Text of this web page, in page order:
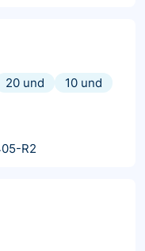
20 und
10 und
R2